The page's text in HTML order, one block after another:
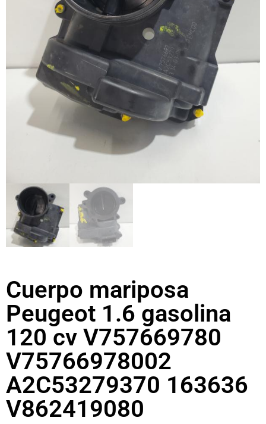
Cuerpo mariposa
Peugeot 1.6 gasolina
120 cv V757669780
V75766978002
A2C53279370 163636
V862419080